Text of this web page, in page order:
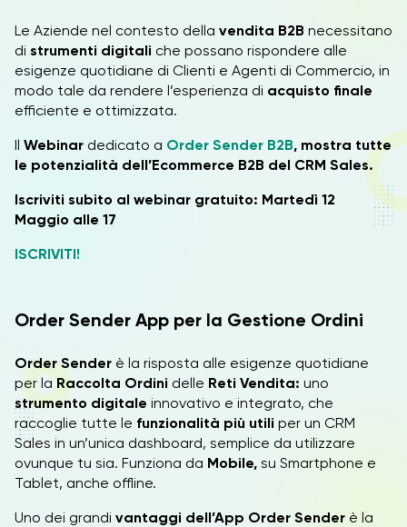
Le Aziende nel contesto della vendita B2B necessitano
di strumenti digitali che possano rispondere alle
esigenze quotidiane di Clienti e Agenti di Commercio, in
modo tale da rendere l’esperienza di acquisto finale
efficiente e ottimizzata.
Il Webinar dedicato a Order Sender B2B, mostra tutte
le potenzialità dell’Ecommerce B2B del CRM Sales.
Iscriviti subito al webinar gratuito: Martedì 12
Maggio alle 17
ISCRIVITI!
Order Sender App per la Gestione Ordini
Order Sender è la risposta alle esigenze quotidiane
per laRaccolta Ordini delle Reti Vendita: uno
strumento digitale innovativo e integrato, che
raccoglie tutte le funzionalità più utili per un CRM
Sales in un’unica dashboard, semplice da utilizzare
ovunque tu sia. Funziona da Mobile, su Smartphone e
Tablet, anche offline.
Uno dei grandi vantaggi dell’App Order Sender è la